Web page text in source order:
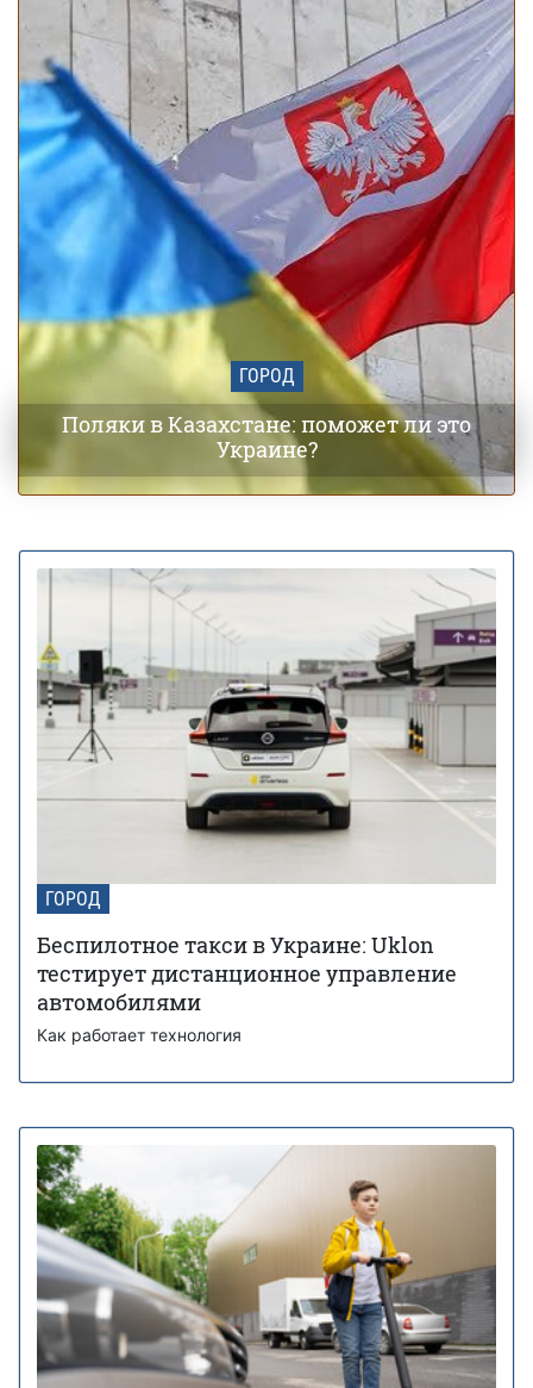
ГОРОД
Поляки в Казахстане: поможет ли это
Украине?
ГОРОД
Беспилотное такси в Украине: Uklon
тестирует дистанционное управление
автомобилями
Как работает технология